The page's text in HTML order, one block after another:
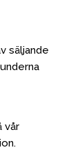
säljande
vår